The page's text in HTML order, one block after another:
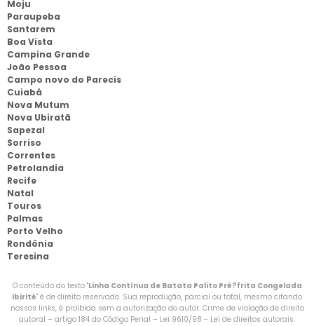
Moju
Paraupeba
Santarem
Boa Vista
Campina Grande
João Pessoa
Campo novo do Parecis
Cuiabá
Nova Mutum
Nova Ubiratã
Sapezal
Sorriso
Correntes
Petrolandia
Recife
Natal
Touros
Palmas
Porto Velho
Rondônia
Teresina
O conteúdo do texto "Linha Contínua de Batata Palito Pré?frita Congelada
Ibirité" é de direito reservado. Sua reprodução, parcial ou total, mesmo citando
nossos links, é proibida sem a autorização do autor. Crime de violação de direito
autoral – artigo 184 do Código Penal – Lei 9610/98 - Lei de direitos autorais.